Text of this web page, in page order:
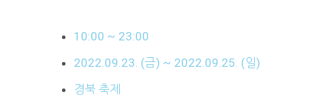
10:00 ~ 23:00
2022.09.23. (금) ~ 2022.09.25. (일)
경북 축제